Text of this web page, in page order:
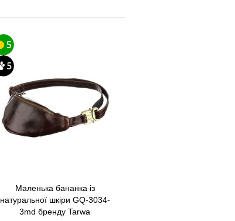
Маленька бананка із
натуральної шкіри GQ-3034-
3md бренду Tarwa